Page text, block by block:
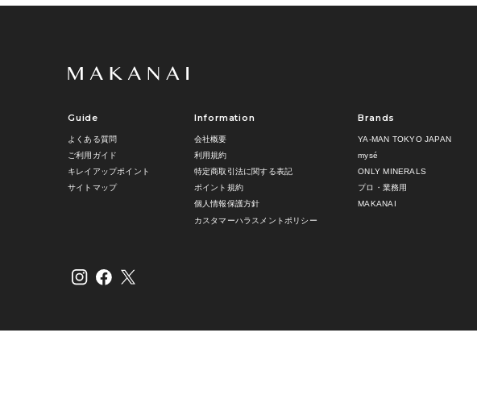
Guide
よくある質問
ご利用ガイド
キレイアップポイント
サイトマップ
Information
会社概要
利用規約
特定商取引法に関する表記
ポイント規約
個人情報保護方針
カスタマーハラスメントポリシー
Brands
YA-MAN TOKYO JAPAN
mysé
ONLY MINERALS
プロ・業務用
MAKANAI